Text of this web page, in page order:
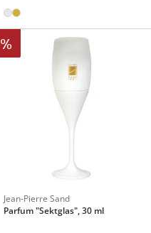
%
Jean-Pierre Sand
Parfum "Sektglas", 30 ml